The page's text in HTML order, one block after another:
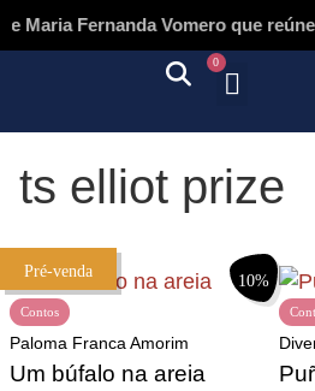
Maria Fernanda Vomero que
0
ts elliot prize
10%
Pré-venda
Contos
Paloma Franca Amorim
Um búfalo na areia